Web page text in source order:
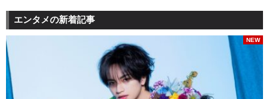
エンタメの新着記事
NEW